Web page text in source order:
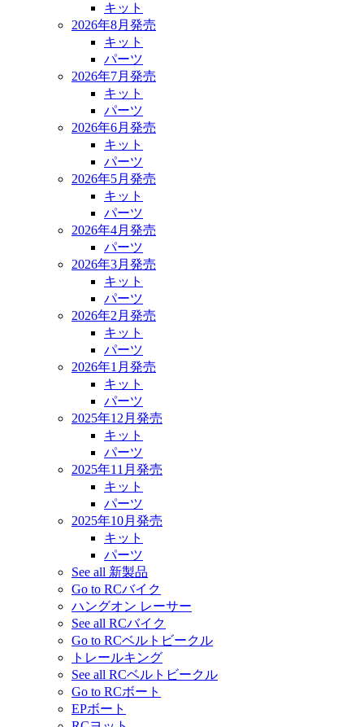
キット
2026年8月発売
キット
パーツ
2026年7月発売
キット
パーツ
2026年6月発売
キット
パーツ
2026年5月発売
キット
パーツ
2026年4月発売
パーツ
2026年3月発売
キット
パーツ
2026年2月発売
キット
パーツ
2026年1月発売
キット
パーツ
2025年12月発売
キット
パーツ
2025年11月発売
キット
パーツ
2025年10月発売
キット
パーツ
See all 新製品
Go to RCバイク
ハングオン レーサー
See all RCバイク
Go to RCベルトビークル
トレールキング
See all RCベルトビークル
Go to RCボート
EPボート